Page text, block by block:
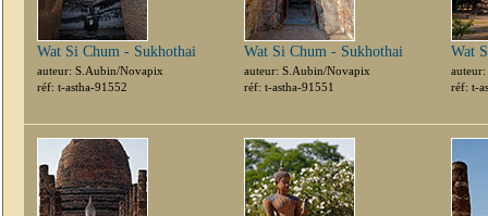
Wat Si Chum - Sukhothai
auteur: S.Aubin/Novapix
réf: t-astha-91552
Wat Si Chum - Sukhothai
auteur: S.Aubin/Novapix
réf: t-astha-91551
Wat
réf: t-